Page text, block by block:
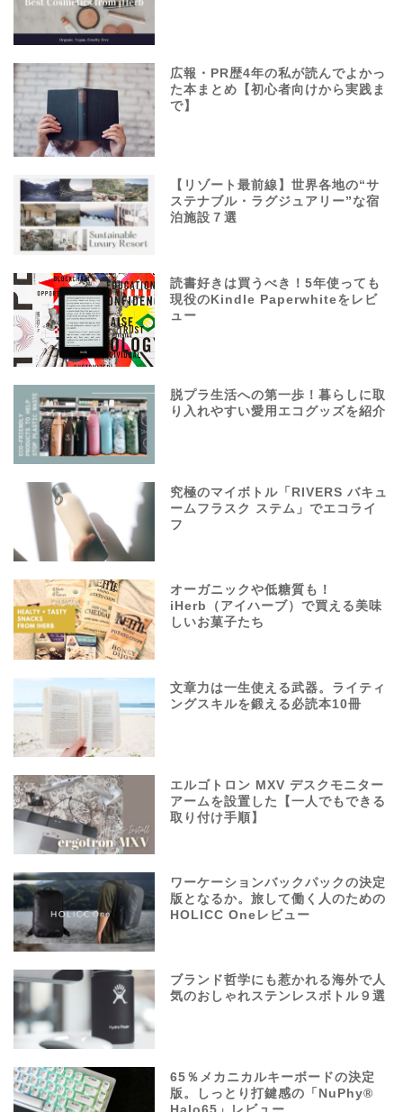
広報・PR歴4年の私が読んでよかっ
た本まとめ【初心者向けから実践ま
で】
【リゾート最前線】世界各地の“サ
ステナブル・ラグジュアリー”な宿
泊施設７選
読書好きは買うべき！5年使っても
現役のKindle Paperwhiteをレビ
ュー
脱プラ生活への第一歩！暮らしに取
り入れやすい愛用エコグッズを紹介
究極のマイボトル「RIVERS バキュ
ームフラスク ステム」でエコライ
フ
オーガニックや低糖質も！
iHerb（アイハーブ）で買える美味
しいお菓子たち
文章力は一生使える武器。ライティ
ングスキルを鍛える必読本10冊
エルゴトロン MXV デスクモニター
アームを設置した【一人でもできる
取り付け手順】
ワーケーションバックパックの決定
版となるか。旅して働く人のための
HOLICC Oneレビュー
ブランド哲学にも惹かれる海外で人
気のおしゃれステンレスボトル９選
65％メカニカルキーボードの決定
版。しっとり打鍵感の「NuPhy®